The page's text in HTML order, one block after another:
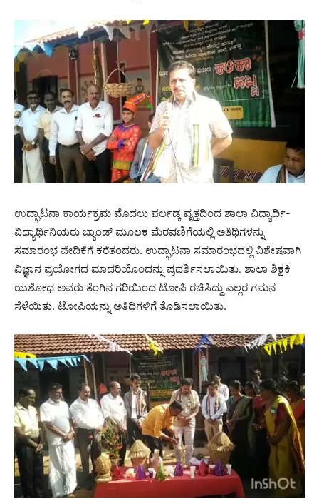
ಉದ್ಘಾಟನಾ ಕಾರ್ಯಕ್ರಮ ಮೊದಲು ಪರ್ಲಡ್ಕ ವೃತ್ತದಿಂದ ಶಾಲಾ ವಿದ್ಯಾರ್ಥಿ-
ವಿದ್ಯಾರ್ಥಿನಿಯರು ಬ್ಯಾಂಡ್ ಮೂಲಕ ಮೆರವಣಿಗೆಯಲ್ಲಿ ಅತಿಥಿಗಳನ್ನು
ಸಮಾರಂಭ ವೇದಿಕೆಗೆ ಕರೆತಂದರು. ಉದ್ಘಾಟನಾ ಸಮಾರಂಭದಲ್ಲಿ ವಿಶೇಷವಾಗಿ
ವಿಜ್ಞಾನ ಪ್ರಯೋಗದ ಮಾದರಿಯೊಂದನ್ನು ಪ್ರದರ್ಶಿಸಲಾಯಿತು. ಶಾಲಾ ಶಿಕ್ಷಕಿ
ಯಶೋಧ ಅವರು ತೆಂಗಿನ ಗರಿಯಿಂದ ಟೋಪಿ ರಚಿಸಿದ್ದು ಎಲ್ಲರ ಗಮನ
ಸೆಳೆಯಿತು. ಟೋಪಿಯನ್ನು ಅತಿಥಿಗಳಿಗೆ ತೊಡಿಸಲಾಯಿತು.